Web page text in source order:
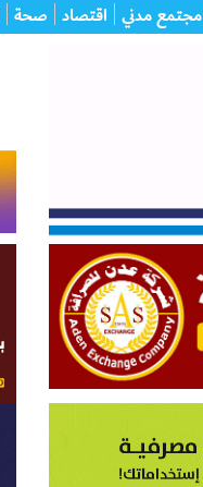
مجتمع مدني اقتصاد صحة